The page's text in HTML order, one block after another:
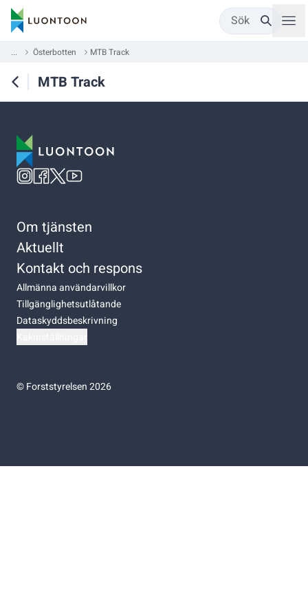
Sök
... Österbotten MTB Track
MTB Track
Om tjänsten
Aktuellt
Kontakt och respons
Allmänna användarvillkor
Tillgänglighetsutlåtande
Dataskyddsbeskrivning
©Forststyrelsen 2026